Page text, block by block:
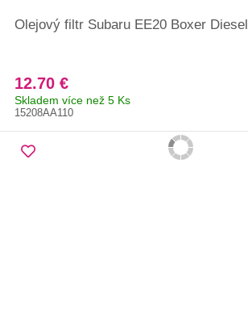
Olejový filtr Subaru EE20 Boxer Diesel
12.70 €
Skladem více než 5 Ks
15208AA110